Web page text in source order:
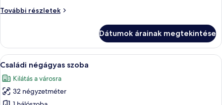
További részletek
Comfort
Dátumok árainak megtekintése
A
következő
szoba
összes
Egy szállodai szoba, melyben sárga
6
Családi négágyas szoba
Kilátás a városra
32 négyzetméter